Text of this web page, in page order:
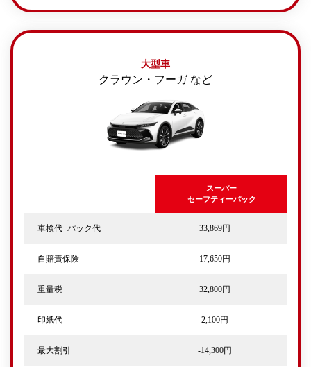
大型車
クラウン・フーガ など
スーパー
セーフティーパック
車検代+パック代 33,869円
自賠責保険 17,650円
重量税 32,800円
印紙代 2,100円
最大割引 -14,300円